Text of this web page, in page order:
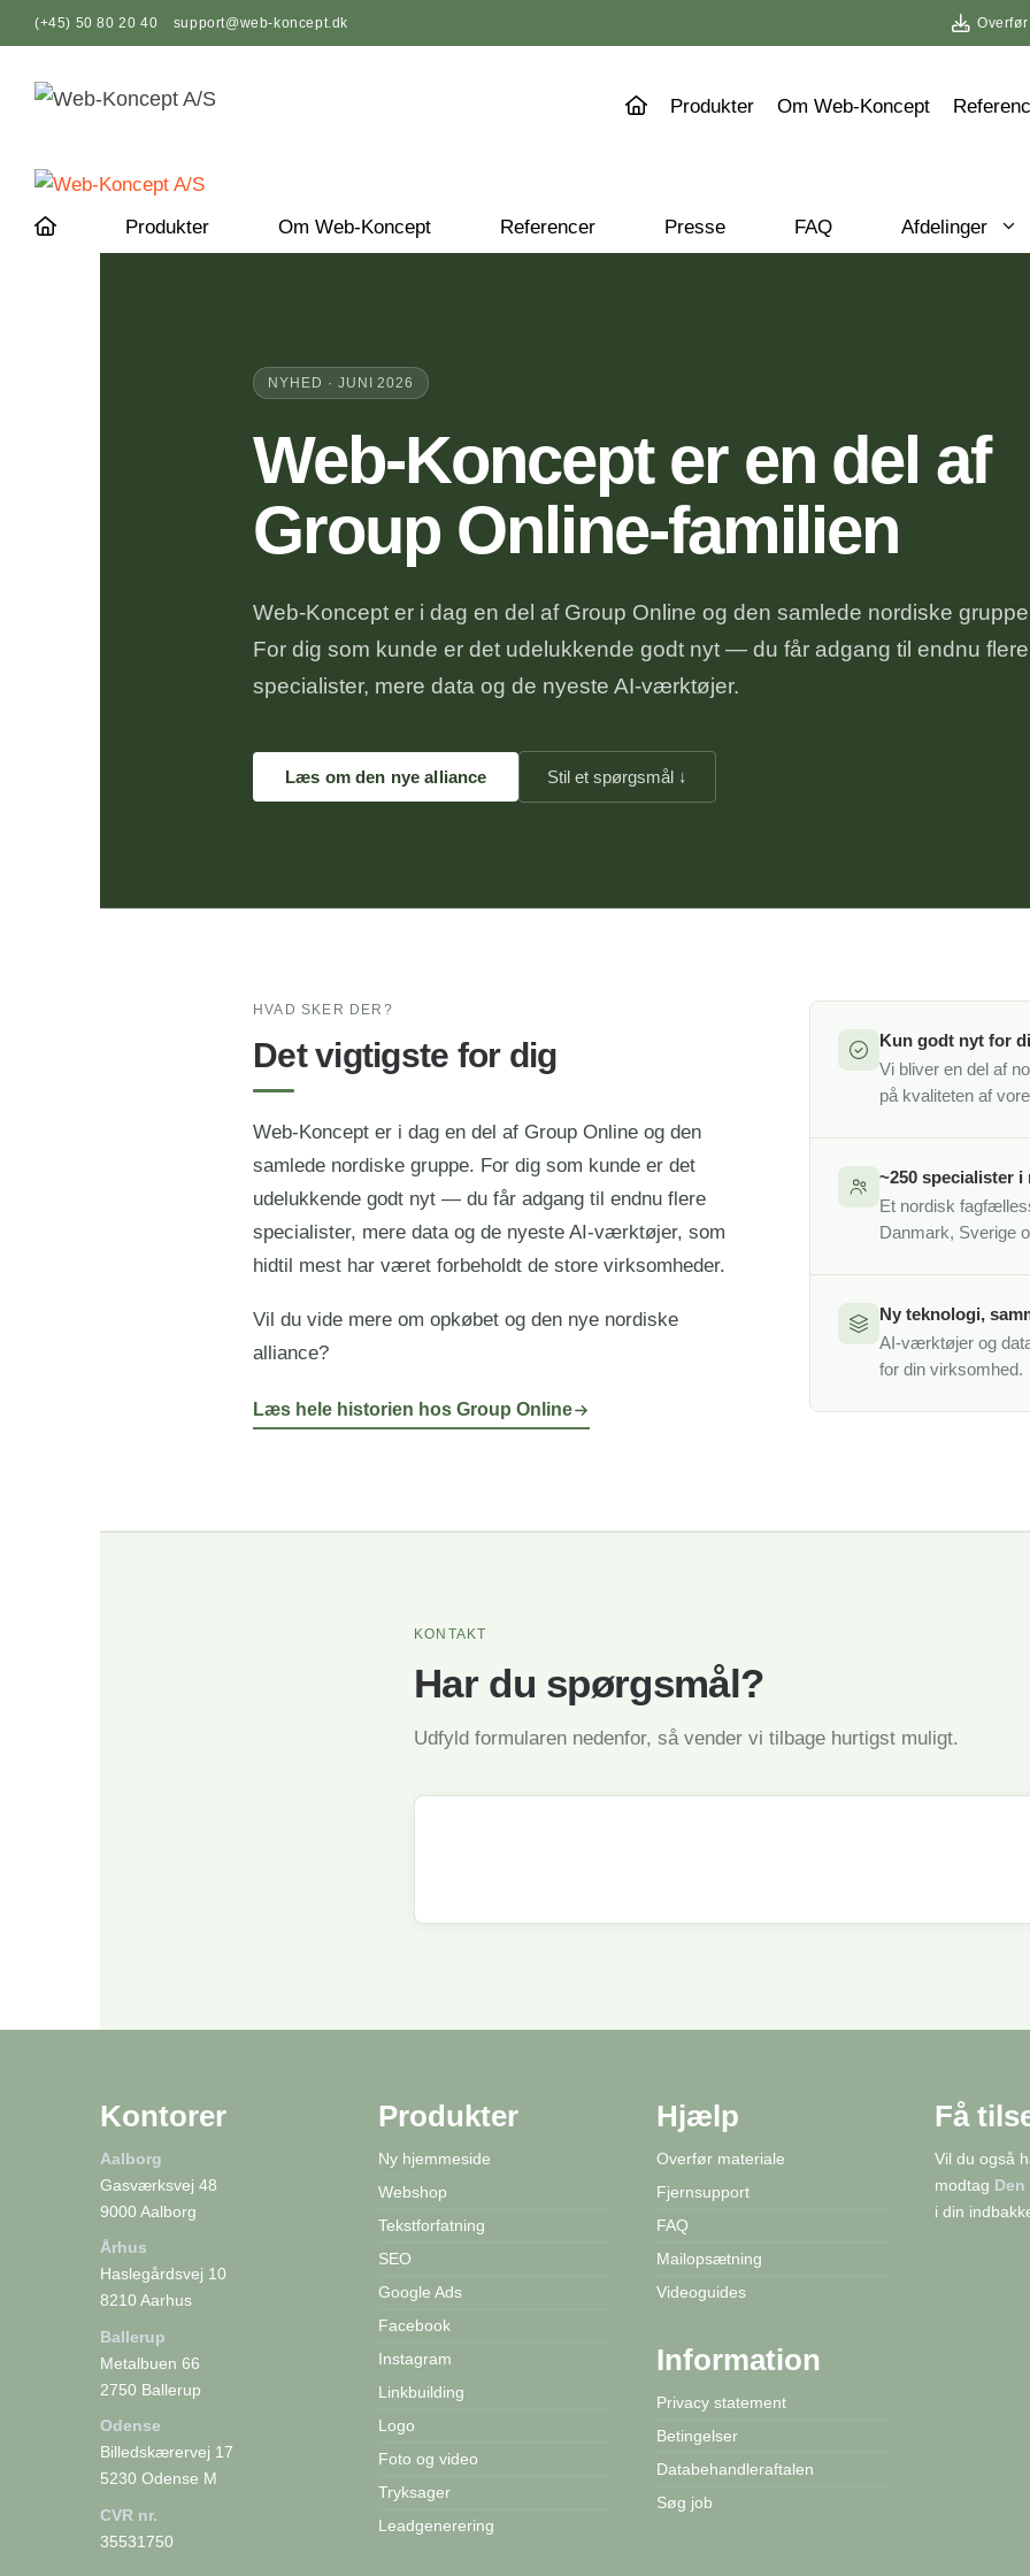
Hop
til
indhold
(+45) 50 80 20 40 support@web-koncept.dk
Produkter Om Web-Koncept
Produkter Om Web-Koncept Referencer Presse FAQ Afdelinger
NYHED · JUNI 2026
Web-Koncept er en del af
Group Online-familien
Web-Koncept er i dag en del af Group Online og den samlede nordiske
For dig som kunde er det udelukkende godt nyt — du får adgang til endnu flere
specialister, mere data og de nyeste AI-værktøjer.
Læs om den nye alliance Stil et spørgsmål ↓
HVAD SKER DER?
Det vigtigste for dig
Web-Koncept er i dag en del af Group Online og den
samlede nordiske gruppe. For dig som kunde er det
udelukkende godt nyt — du får adgang til endnu flere
specialister, mere data og de nyeste AI-værktøjer, som
hidtil mest har været forbeholdt de store virksomheder.
Vil du vide mere om opkøbet og den nye nordiske
alliance?
Læs hele historien hos Group Online
Kun godt nyt for
Vi bliver en del af
på kvaliteten af
~250 specialister i
Et nordisk
Danmark, Sverige
Ny teknologi,
AI-værktøjer og
for din virksomhed.
KONTAKT
Har du spørgsmål?
Udfyld formularen nedenfor, så vender vi tilbage hurtigst muligt.
Kontorer
Aalborg
Gasværksvej 48
9000 Aalborg
Århus
Haslegårdsvej 10
8210 Aarhus
Ballerup
Metalbuen 66
2750 Ballerup
Odense
Billedskærervej 17
5230 Odense M
CVR nr.
35531750
Produkter
Ny hjemmeside
Webshop
Tekstforfatning
SEO
Google Ads
Facebook
Instagram
Linkbuilding
Logo
Foto og video
Tryksager
Leadgenerering
Hjælp
Overfør materiale
Fjernsupport
FAQ
Mailopsætning
Videoguides
Information
Privacy statement
Betingelser
Databehandleraftalen
Søg job
Få
Vil du også
modtag
i din